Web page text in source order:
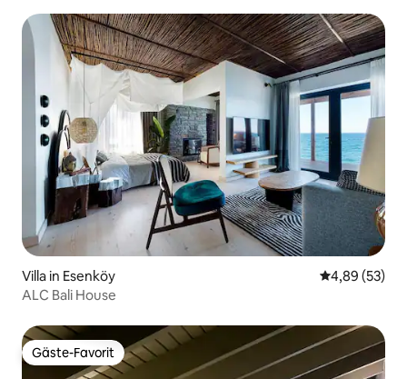
Villa in Esenköy
4,89 (53)
ALC Bali House
Gäste-Favorit
Gäste-Favorit